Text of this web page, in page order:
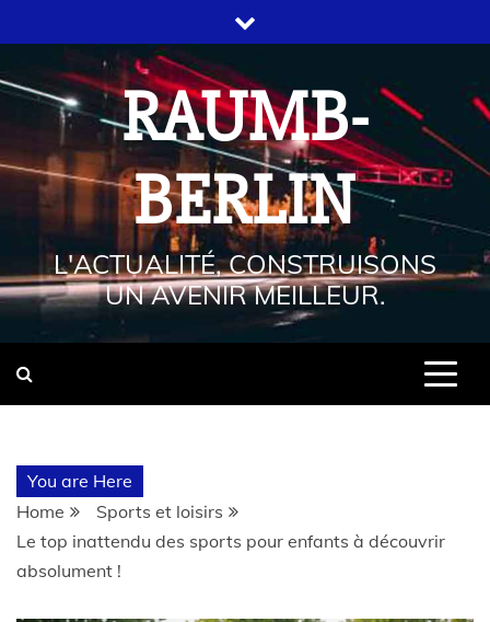
RAUMB-
BERLIN
L'ACTUALITÉ, CONSTRUISONS
UN AVENIR MEILLEUR.
You are Here
Home
Sports et loisirs
Le top inattendu des sports pour enfants à découvrir
absolument !